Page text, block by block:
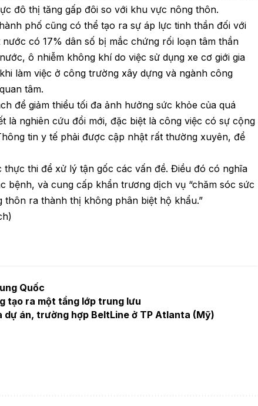
đô thị tăng gấp đôi so với khu vực nông thôn.
phố cũng có thể tạo ra sự áp lực tinh thần đối với
có 17% dân số bị mắc chứng rối loạn tâm thần
ô nhiễm không khí do việc sử dụng xe cơ giới gia
làm việc ở công trường xây dựng và ngành công
tâm.
để giảm thiểu tối đa ảnh hưởng sức khỏe của quá
là nghiên cứu đổi mới, đặc biệt là công việc có sự cộng
tin y tế phải được cập nhật rất thường xuyên, để
thi để xử lý tận gốc các vấn đề. Điều đó có nghĩa
bệnh, và cung cấp khẩn trương dịch vụ “chăm sóc sức
ra thành thị không phân biệt hộ khẩu.”
Quốc
tạo ra một tầng lớp trung lưu
án, trường hợp BeltLine ở TP Atlanta (Mỹ)